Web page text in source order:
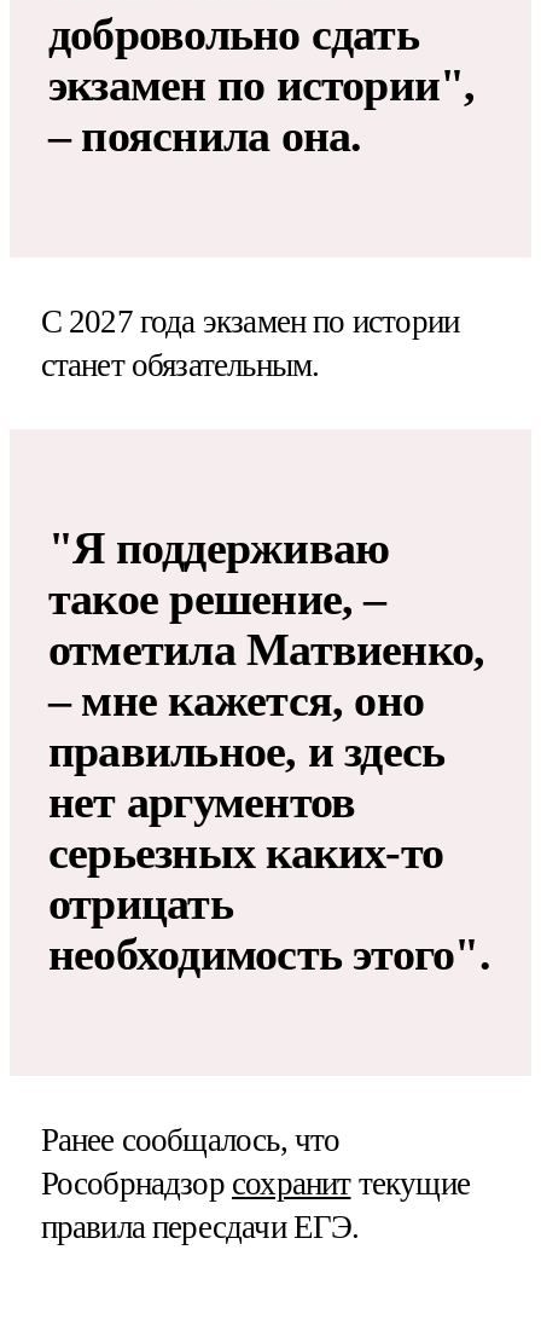
добровольно сдать
экзамен по истории",
– пояснила она.
С 2027 года экзамен по истории
станет обязательным.
"Я поддерживаю
такое решение, –
отметила Матвиенко,
– мне кажется, оно
правильное, и здесь
нет аргументов
серьезных каких-то
отрицать
необходимость этого".
Ранее сообщалось, что
Рособрнадзор сохраниттекущие
правила пересдачи ЕГЭ.